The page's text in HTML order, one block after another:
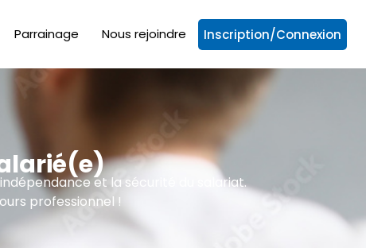
Parrainage Nous rejoindre Inscription/Connexion
et la sécurité du salariat.
professionnel !